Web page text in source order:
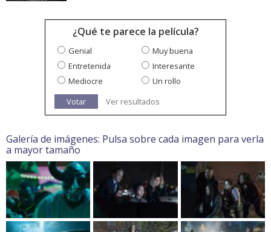
¿Qué te parece la película?
Genial
Muy buena
Entretenida
Interesante
Mediocre
Un rollo
Votar
Ver resultados
Galería de imágenes: Pulsa sobre cada imagen para verla
a mayor tamaño